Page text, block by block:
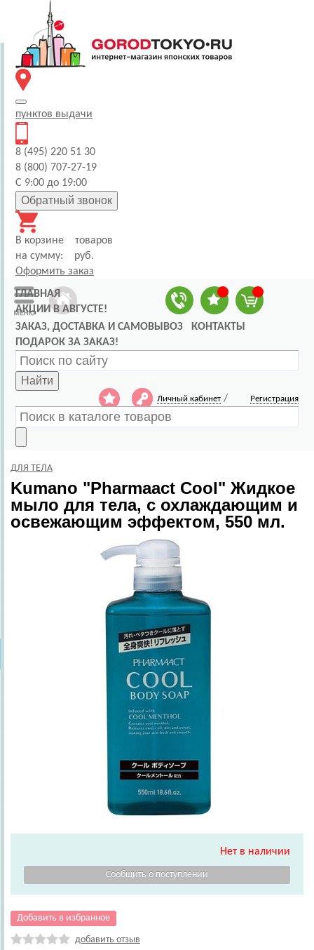
пунктов выдачи
8 (495) 220 51 30
8 (800) 707-27-19
С 9:00 до 19:00
Обратный звонок
В корзине
товаров
на сумму:
руб.
Оформить заказ
ГЛАВНАЯ
АКЦИИ В АВГУСТЕ!
ЗАКАЗ, ДОСТАВКА И САМОВЫВОЗ
КОНТАКТЫ
ПОДАРОК ЗА ЗАКАЗ!
Найти
Личный кабинет / Регистрация
ДЛЯ ТЕЛА
Kumano "Pharmaact Cool" Жидкое
мыло для тела, с охлаждающим и
освежающим эффектом, 550 мл.
Нет в наличии
Добавить в избранное
добавить отзыв